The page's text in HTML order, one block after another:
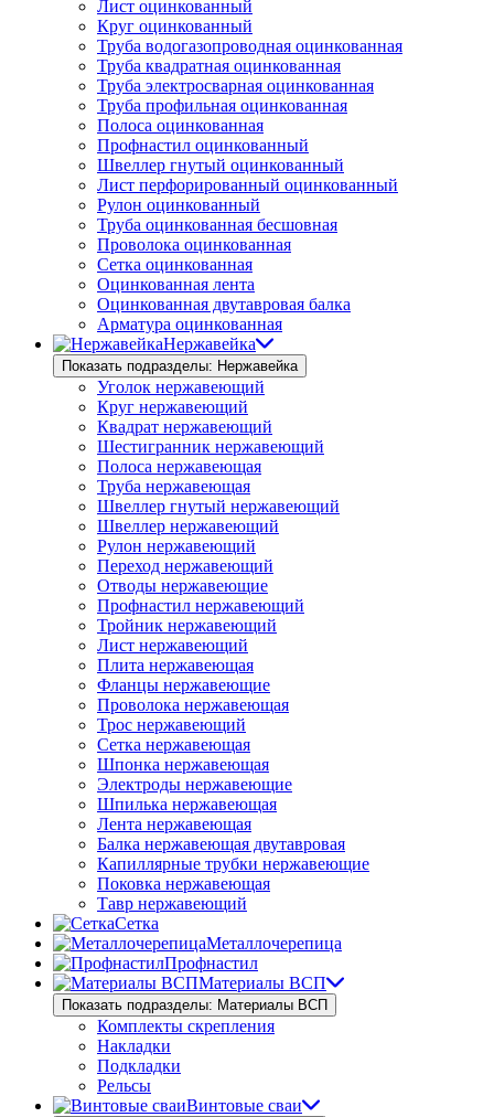
Лист оцинкованный
Круг оцинкованный
Труба водогазопроводная оцинкованная
Труба квадратная оцинкованная
Труба электросварная оцинкованная
Труба профильная оцинкованная
Полоса оцинкованная
Профнастил оцинкованный
Швеллер гнутый оцинкованный
Лист перфорированный оцинкованный
Рулон оцинкованный
Труба оцинкованная бесшовная
Проволока оцинкованная
Сетка оцинкованная
Оцинкованная лента
Оцинкованная двутавровая балка
Арматура оцинкованная
Нержавейка
Показать подразделы: Нержавейка
Уголок нержавеющий
Круг нержавеющий
Квадрат нержавеющий
Шестигранник нержавеющий
Полоса нержавеющая
Труба нержавеющая
Швеллер гнутый нержавеющий
Швеллер нержавеющий
Рулон нержавеющий
Переход нержавеющий
Отводы нержавеющие
Профнастил нержавеющий
Тройник нержавеющий
Лист нержавеющий
Плита нержавеющая
Фланцы нержавеющие
Проволока нержавеющая
Трос нержавеющий
Сетка нержавеющая
Шпонка нержавеющая
Электроды нержавеющие
Шпилька нержавеющая
Лента нержавеющая
Балка нержавеющая двутавровая
Капиллярные трубки нержавеющие
Поковка нержавеющая
Тавр нержавеющий
Сетка
Металлочерепица
Профнастил
Материалы ВСП
Показать подразделы: Материалы ВСП
Комплекты скрепления
Накладки
Подкладки
Рельсы
Винтовые сваи